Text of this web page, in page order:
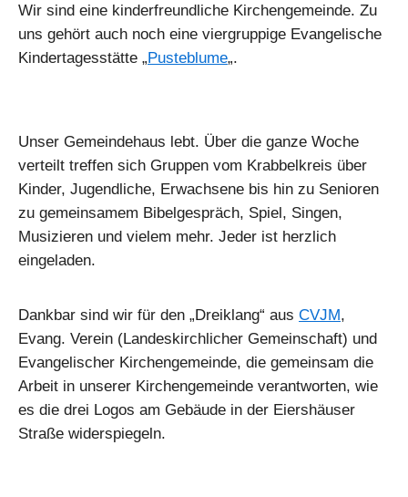
Wir sind eine kinderfreundliche Kirchengemeinde. Zu
uns gehört auch noch eine viergruppige Evangelische
Kindertagesstätte „Pusteblume„.
Unser Gemeindehaus lebt. Über die ganze Woche
verteilt treffen sich Gruppen vom Krabbelkreis über
Kinder, Jugendliche, Erwachsene bis hin zu Senioren
zu gemeinsamem Bibelgespräch, Spiel, Singen,
Musizieren und vielem mehr. Jeder ist herzlich
eingeladen.
Dankbar sind wir für den „Dreiklang“ aus CVJM,
Evang. Verein (Landeskirchlicher Gemeinschaft) und
Evangelischer Kirchengemeinde, die gemeinsam die
Arbeit in unserer Kirchengemeinde verantworten, wie
es die drei Logos am Gebäude in der Eiershäuser
Straße widerspiegeln.